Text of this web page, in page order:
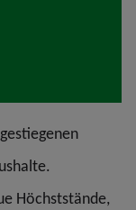
Höchststände,